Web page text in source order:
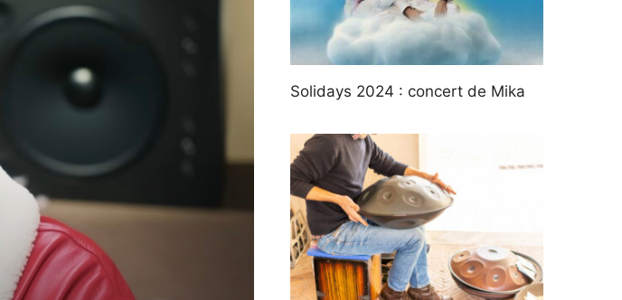
Solidays 2024 : concert de Mika